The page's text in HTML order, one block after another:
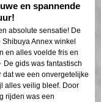
en spannende
absolute sensatie! De
Annex winkel
en alles voelde fris en
De gids was fantastisch
dat we een onvergetelijke
alles veilig bleef. Door
rijden was een